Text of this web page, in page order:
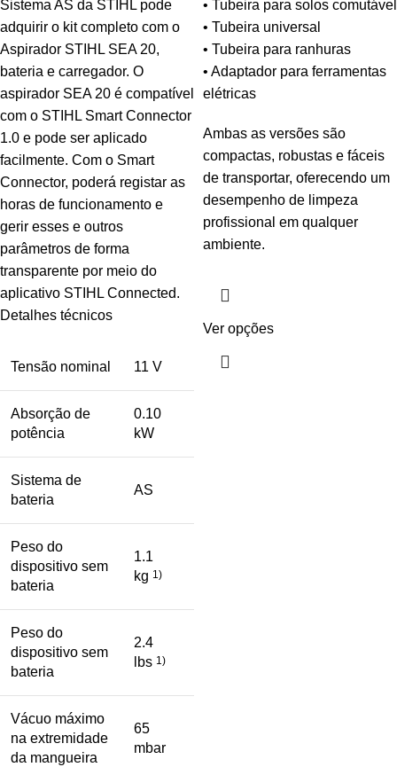
Sistema AS da STIHL pode
adquirir o kit completo com o
Aspirador STIHL SEA 20,
bateria e carregador. O
aspirador SEA 20 é compatível
com o STIHL Smart Connector
1.0 e pode ser aplicado
facilmente. Com o Smart
Connector, poderá registar as
horas de funcionamento e
gerir esses e outros
parâmetros de forma
transparente por meio do
aplicativo STIHL Connected.
Detalhes técnicos
Tensão nominal 11 V
Absorção de
potência
0.10
kW
Sistema de
bateria
AS
Peso do
dispositivo sem
bateria
1.1
kg 1)
Peso do
dispositivo sem
bateria
2.4
lbs 1)
Vácuo máximo
na extremidade
da mangueira
65
mbar
• Tubeira para solos comutável
• Tubeira universal
• Tubeira para ranhuras
• Adaptador para ferramentas
elétricas
Ambas as versões são
compactas, robustas e fáceis
de transportar, oferecendo um
desempenho de limpeza
profissional em qualquer
ambiente.
Ver opções